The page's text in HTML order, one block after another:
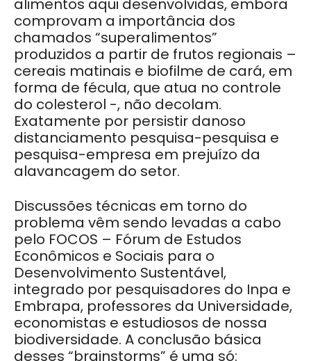
alimentos aqui desenvolvidas, embora
comprovam a importância dos
chamados “superalimentos”
produzidos a partir de frutos regionais –
cereais matinais e biofilme de cará, em
forma de fécula, que atua no controle
do colesterol -, não decolam.
Exatamente por persistir danoso
distanciamento pesquisa-pesquisa e
pesquisa-empresa em prejuízo da
alavancagem do setor.
Discussões técnicas em torno do
problema vêm sendo levadas a cabo
pelo FOCOS – Fórum de Estudos
Econômicos e Sociais para o
Desenvolvimento Sustentável,
integrado por pesquisadores do Inpa e
Embrapa, professores da Universidade,
economistas e estudiosos de nossa
biodiversidade. A conclusão básica
desses “brainstorms” é uma só: